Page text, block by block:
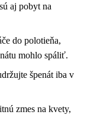
aj pobyt na
do polotieňa,
mohlo spáliť.
špenát iba v
zmes na kvety,